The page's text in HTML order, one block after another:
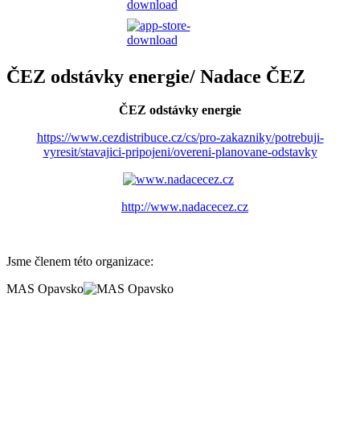
ČEZ odstávky energie/ Nadace ČEZ
ČEZ odstávky energie
https://www.cezdistribuce.cz/cs/pro-zakazniky/potrebuji-
vyresit/stavajici-pripojeni/overeni-planovane-odstavky
http://www.nadacecez.cz
Jsme členem této organizace:
MAS Opavsko